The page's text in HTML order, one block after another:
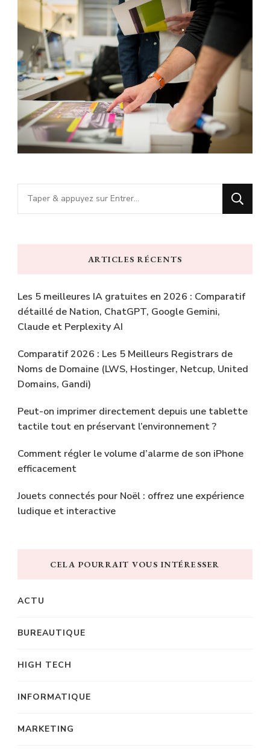
Vous
recherchiez
ARTICLES RÉCENTS
Les 5 meilleures IA gratuites en 2026 : Comparatif
détaillé de Nation, ChatGPT, Google Gemini,
Claude et Perplexity AI
Comparatif 2026 : Les 5 Meilleurs Registrars de
Noms de Domaine (LWS, Hostinger, Netcup, United
Domains, Gandi)
Peut-on imprimer directement depuis une tablette
tactile tout en préservant l’environnement ?
Comment régler le volume d’alarme de son iPhone
efficacement
Jouets connectés pour Noël : offrez une expérience
ludique et interactive
CELA POURRAIT VOUS INTÉRESSER
ACTU
BUREAUTIQUE
HIGH TECH
INFORMATIQUE
MARKETING